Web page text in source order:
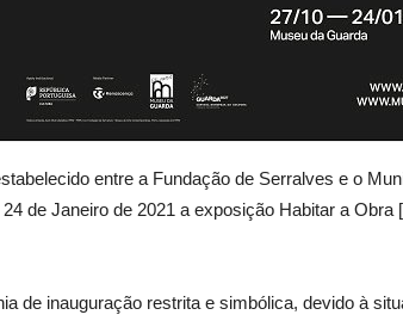
entre a Fundação de Serralves e o
de Janeiro de 2021 a exposição Habitar a
de inauguração restrita e simbólica, devido à